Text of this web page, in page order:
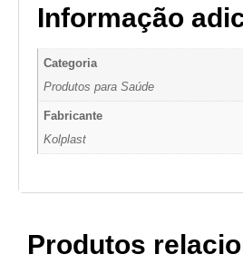
Informação
Categoria
Produtos para Saúde
Fabricante
Kolplast
Produtos